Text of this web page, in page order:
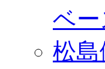
ベー
松